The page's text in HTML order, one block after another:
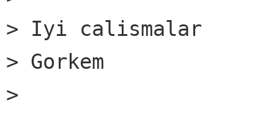
> Iyi calismalar
> Gorkem
>